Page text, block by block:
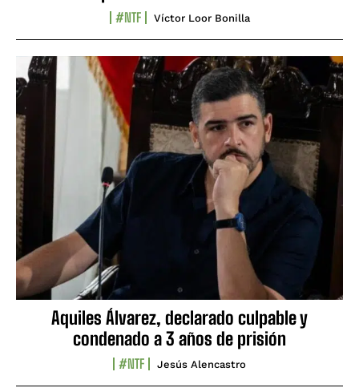
#NTF Víctor Loor Bonilla
Aquiles Álvarez, declarado culpable y
condenado a 3 años de prisión
#NTF Jesús Alencastro